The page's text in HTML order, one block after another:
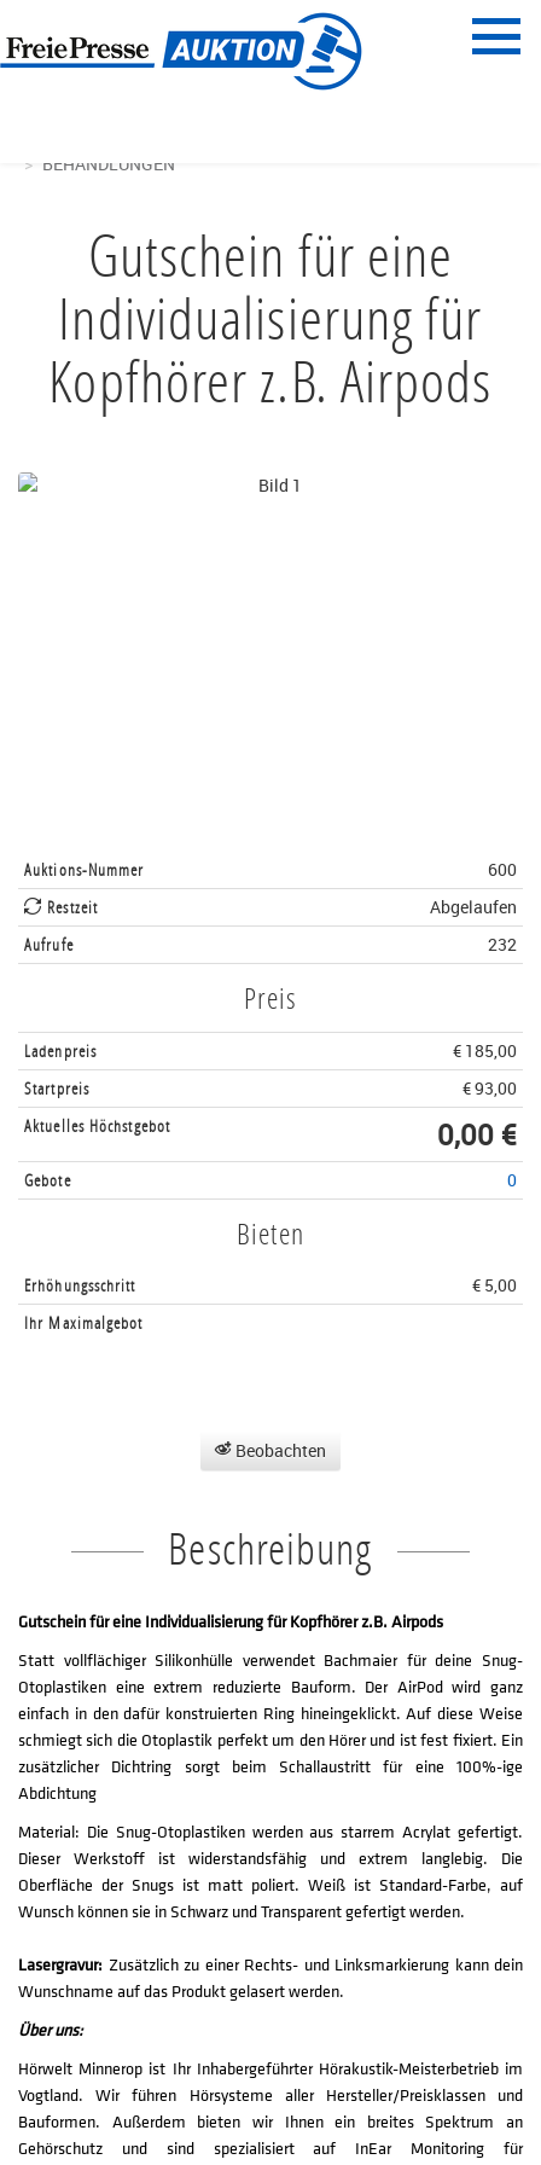
Menü
BEHANDLUNGEN
Gutschein für eine
Individualisierung für
Kopfhörer z.B. Airpods
Auktions-Nummer
600
Restzeit
Abgelaufen
Aufrufe
232
Preis
Ladenpreis
€ 185,00
Startpreis
€ 93,00
Aktuelles Höchstgebot
0,00 €
Gebote 0
Bieten
Erhöhungsschritt
€ 5,00
Ihr Maximalgebot
Beobachten
Beschreibung
Gutschein für eine Individualisierung für Kopfhörer z.B. Airpods
Statt vollflächiger Silikonhülle verwendet Bachmaier für deine Snug-
Otoplastiken eine extrem reduzierte Bauform. Der AirPod wird ganz
einfach in den dafür konstruierten Ring hineingeklickt. Auf diese Weise
schmiegt sich die Otoplastik perfekt um den Hörer und ist fest fixiert. Ein
zusätzlicher Dichtring sorgt beim Schallaustritt für eine 100%-ige
Abdichtung
Material: Die Snug-Otoplastiken werden aus starrem Acrylat gefertigt.
Dieser Werkstoff ist widerstandsfähig und extrem langlebig. Die
Oberfläche der Snugs ist matt poliert. Weiß ist Standard-Farbe, auf
Wunsch können sie in Schwarz und Transparent gefertigt werden.
Lasergravur: Zusätzlich zu einer Rechts- und Linksmarkierung kann dein
Wunschname auf das Produkt gelasert werden.
Über uns:
Hörwelt Minnerop ist Ihr Inhabergeführter Hörakustik-Meisterbetrieb im
Vogtland. Wir führen Hörsysteme aller Hersteller/Preisklassen und
Bauformen. Außerdem bieten wir Ihnen ein breites Spektrum an
Gehörschutz und sind spezialisiert auf InEar Monitoring für